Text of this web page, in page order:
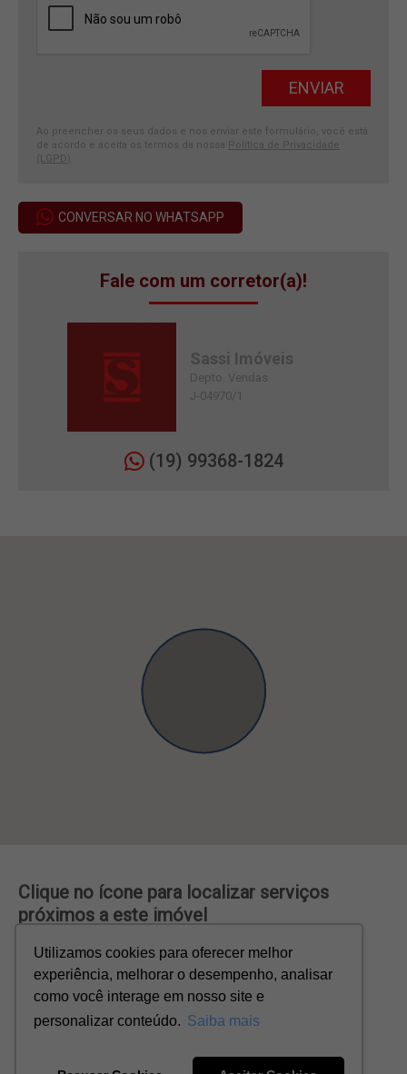
Ao preencher os seus dados e nos enviar este formulário, você está
de acordo e aceita os termos da nossa Política de Privacidade
(LGPD)
CONVERSAR NO WHATSAPP
Fale com um corretor(a)!
Sassi Imóveis
Depto. Vendas
J-04970/1
(19) 99368-1824